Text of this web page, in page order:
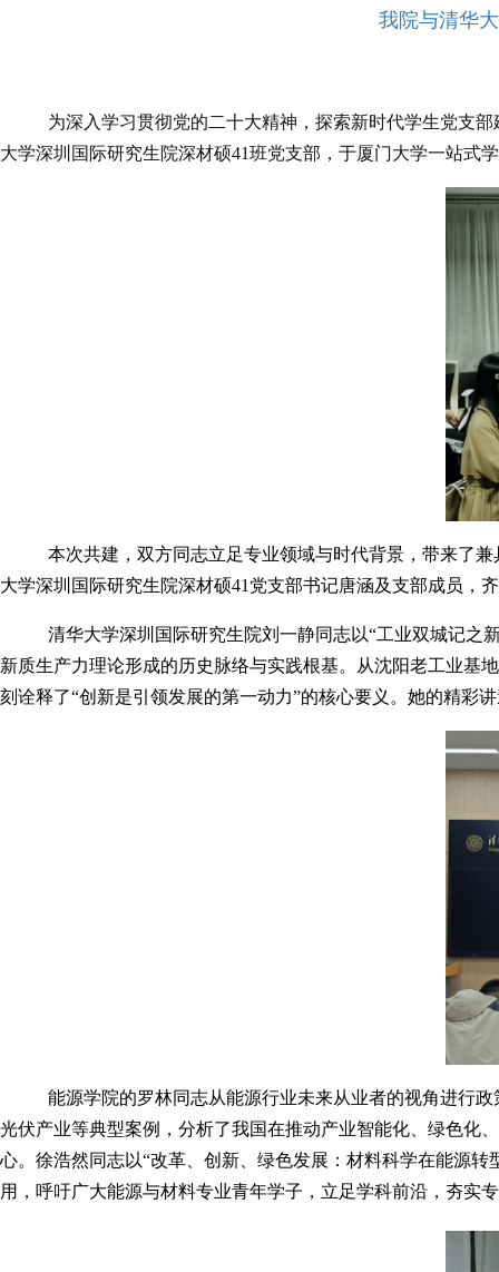
我院与清华
为深入学习贯彻党的二十大精神，探索新时代学生党支
大学深圳国际研究生院深材硕41班党支部，于厦门大学一站式
本次共建，双方同志立足专业领域与时代背景，带来了
大学深圳国际研究生院深材硕41党支部书记唐涵及支部成员，
清华大学深圳国际研究生院刘一静同志以“工业双城记之
新质生产力理论形成的历史脉络与实践根基。从沈阳老工业基
刻诠释了“创新是引领发展的第一动力”的核心要义。她的精彩
能源学院的罗林同志从能源行业未来从业者的视角进行
光伏产业等典型案例，分析了我国在推动产业智能化、绿色化
心。徐浩然同志以“改革、创新、绿色发展：材料科学在能源
用，呼吁广大能源与材料专业青年学子，立足学科前沿，夯实